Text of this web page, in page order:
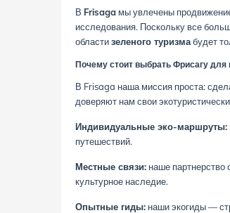
В Frisaga мы увлечены
исследования. Поскольку все
областизеленого туризмабудет
Почему стоит выбрать Фрисагу для
В Frisaga наша миссия проста:
доверяют нам свои
Индивидуальные эко-маршруты:
путешествий.
Местные связи: наше партнерство
культурное наследие.
Опытные гиды: наши экогиды —